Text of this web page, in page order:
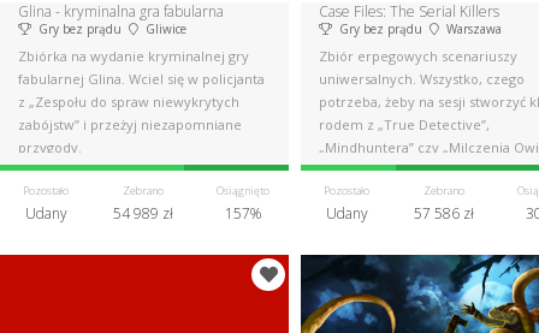
Glina - kryminalna gra fabularna
Gry bez prądu Gliwice
Zbiórka na wydanie kryminalnej gry
fabularnej Glina. Wciel się w policjanta
z „Zespołu do spraw niewykrytych
zabójstw” i przeżyj niezapomniane
przygody.
Pozostało
Udany
Zebrano
54 989 zł
Osiągnięto
157%
Case Files: The Serial Killers
Gry bez prądu Warszawa
Zbiór erpegowych scenariuszy
uniwersalnych. Wszystko, czego
potrzeba, żeby na sesji stworzyć
rodem z „True Detective”,
„Mindhuntera” czy „Milczenia
Pozostało
Udany
Zebrano
57 586 zł